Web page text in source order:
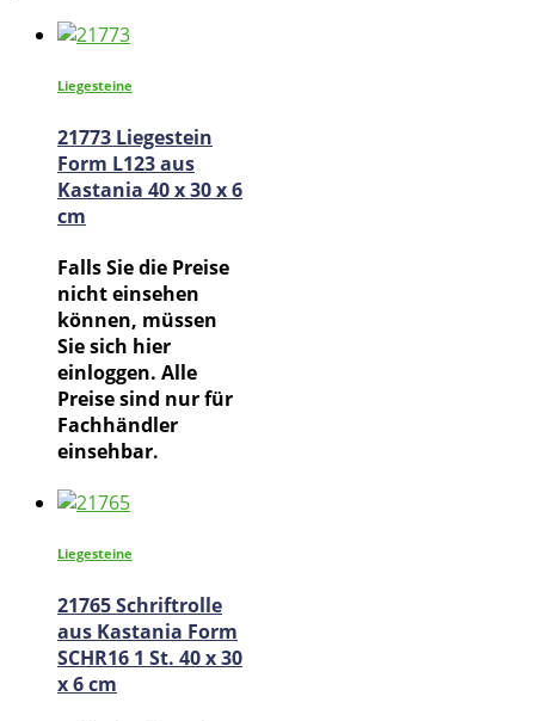
Liegesteine
21773 Liegestein
Form L123 aus
Kastania 40 x 30 x 6
cm
Falls Sie die Preise
nicht einsehen
können, müssen
Sie sich hier
einloggen. Alle
Preise sind nur für
Fachhändler
einsehbar.
Liegesteine
21765 Schriftrolle
aus Kastania Form
SCHR16 1 St. 40 x 30
x 6 cm